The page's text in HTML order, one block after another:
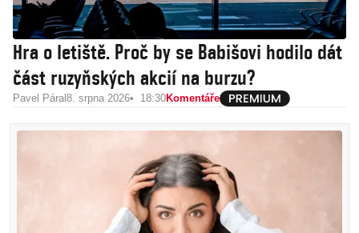
Hra o letiště. Proč by se Babišovi hodilo dát
část ruzyňských akcií na burzu?
Pavel Páral 8. srpna 2026 18:30Komentáře